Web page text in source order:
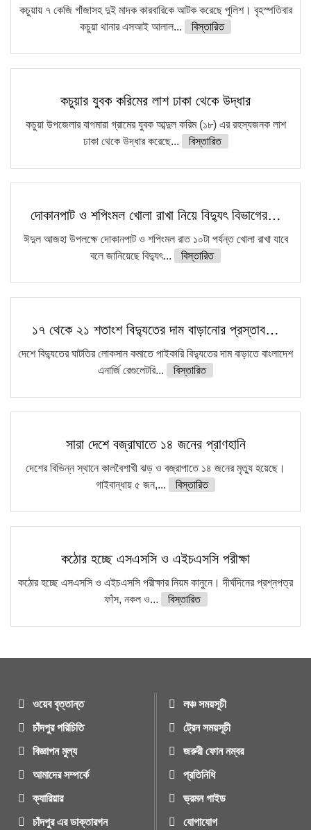
কচুয়ায় ৭ কেজি গাঁজাসহ দুই মাদক কারবারিকে আটক করেছে পুলিশ। বৃহস্পতিবার
কচুয়া থানার এসআই আলাল...
বিস্তারিত
কচুয়ার যুবক করিমের লাশ ঢাকা থেকে উদ্ধার
কচুয়া উপজেলার বাগমারা গ্রামের যুবক আব্দুল করিম (১৮) এর রহস্যজনক লাশ
ঢাকা থেকে উদ্ধার করেছে...
বিস্তারিত
দোকানপাট ও শপিংমল খোলা রাখা নিয়ে বিদ্যুৎ বিভাগের…
ঈদুল আজহা উপলক্ষে দোকানপাট ও শপিংমল রাত ১০টা পর্যন্ত খোলা রাখা যাবে
বলে জানিয়েছে বিদ্যুৎ...
বিস্তারিত
১৭ থেকে ২১ শতাংশ বিদ্যুতের দাম বাড়ানোর প্রস্তাব…
দেশে বিদ্যুতের ঘাটতির লোকসান কমাতে পাইকারি বিদ্যুতের দাম বাড়াতে বাংলাদেশ
এনার্জি রেগুলেটরি...
বিস্তারিত
সারা দেশে বজ্রাঘাতে ১৪ জনের প্রাণহানি
দেশের বিভিন্ন স্থানে কালবৈশাখী ঝড় ও বজ্রাপাতে ১৪ জনের মৃত্যু হয়েছে।
গাইবান্ধায় ৫ জন,...
বিস্তারিত
কঠোর হচ্ছে এসএসসি ও এইচএসসি পরীক্ষা
কঠোর হচ্ছে এসএসসি ও এইচএসসি পরীক্ষার নিয়ম কানুনে। দীর্ঘদিনের প্রশ্নপত্র
ফাঁস, নকল ও...
বিস্তারিত
ওয়েব বৃত্তান্ত
চাঁদপুর পরিচিতি
বিজ্ঞাপন মুল্য
আমাদের সম্পর্কে
ক্যারিয়ার
চাঁদপুর এর ডাক্তারগন
লঞ্চ সময়সূচী
ট্রেন সময়সূচী
জরুরী ফোন নম্বর
প্রতিনিধি
ভ্রমন গাইড
যোগাযোগ